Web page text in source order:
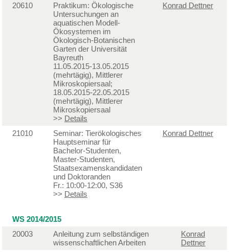
20610
Praktikum: Ökologische
Untersuchungen an
aquatischen Modell-
Ökosystemen im
Ökologisch-Botanischen
Garten der Universität
Bayreuth
11.05.2015-13.05.2015
(mehrtägig), Mittlerer
Mikroskopiersaal;
18.05.2015-22.05.2015
(mehrtägig), Mittlerer
Mikroskopiersaal
>> Details
Konrad Dettner
21010
Seminar: Tierökologisches
Hauptseminar für
Bachelor-Studenten,
Master-Studenten,
Staatsexamenskandidaten
und Doktoranden
Fr.: 10:00-12:00, S36
>> Details
Konrad Dettner
WS 2014/2015
20003
Anleitung zum selbständigen
wissenschaftlichen Arbeiten
Konrad
Dettner